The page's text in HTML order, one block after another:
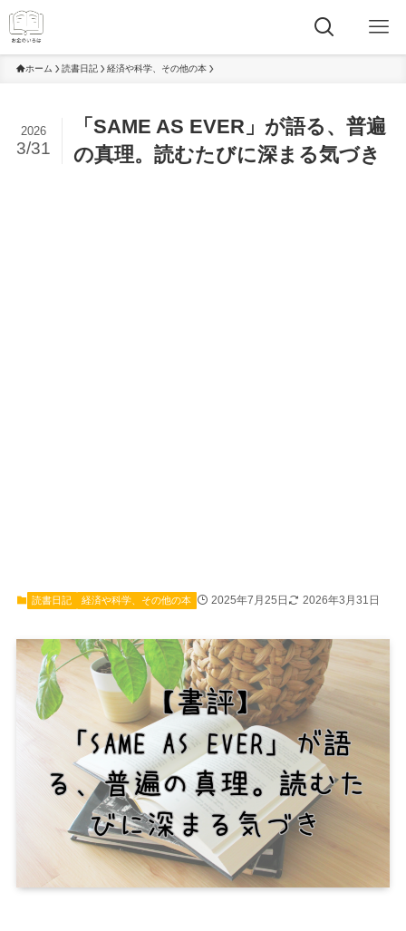
ホーム 読書日記 経済や科学、その他の本
「SAME AS EVER」が語る、普遍
の真理。読むたびに深まる気づき
2026
3/31
読書日記 経済や科学、その他の本 2025年7月25日 2026年3月31日